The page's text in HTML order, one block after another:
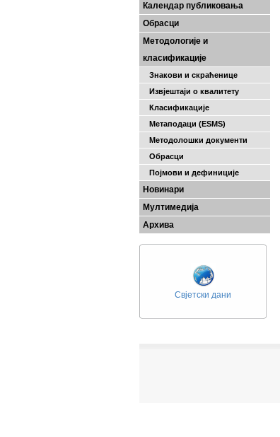
Календар публиковања
Обрасци
Методологије и
класификације
Знакови и скраћенице
Извјештаји о квалитету
Класификације
Метаподаци (ESMS)
Методолошки документи
Обрасци
Појмови и дефиниције
Новинари
Мултимедија
Архива
Свјетски дани